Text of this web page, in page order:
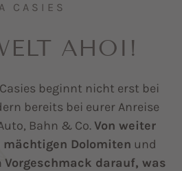
CASIES
AHOI!
beginnt nicht erst bei
bereits bei eurer Anreise
Bahn & Co.Von weiter
mächtigen Dolomiten und
Vorgeschmack darauf, was